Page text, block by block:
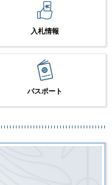
入札情報
パスポート